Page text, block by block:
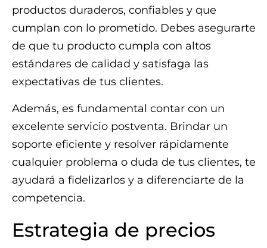
productos duraderos, confiables y que
cumplan con lo prometido. Debes asegurarte
de que tu producto cumpla con altos
estándares de calidad y satisfaga las
expectativas de tus clientes.
Además, es fundamental contar con un
excelente servicio postventa. Brindar un
soporte eficiente y resolver rápidamente
cualquier problema o duda de tus clientes, te
ayudará a fidelizarlos y a diferenciarte de la
competencia.
Estrategia de precios